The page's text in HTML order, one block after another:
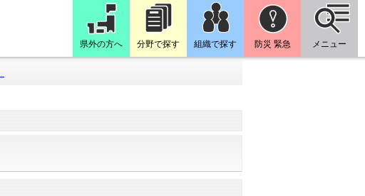
県外の方へ 分野で探す 組織で探す 防災 緊急 メニュー